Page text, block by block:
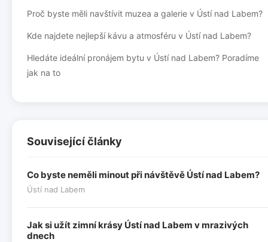
Proč byste měli navštívit muzea a galerie v Ústí nad Labem?
Kde najdete nejlepší kávu a atmosféru v Ústí nad Labem?
Hledáte ideální pronájem bytu v Ústí nad Labem? Poradíme
jak na to
Související články
Co byste neměli minout při návštěvě Ústí nad Labem?
Ústí nad Labem
Jak si užít zimní krásy Ústí nad Labem v mrazivých
dnech